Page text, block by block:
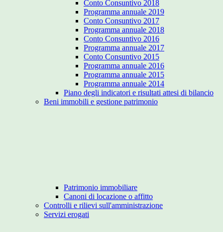
Conto Consuntivo 2018
Programma annuale 2019
Conto Consuntivo 2017
Programma annuale 2018
Conto Consuntivo 2016
Programma annuale 2017
Conto Consuntivo 2015
Programma annuale 2016
Programma annuale 2015
Programma annuale 2014
Piano degli indicatori e risultati attesi di bilancio
Beni immobili e gestione patrimonio
Patrimonio immobiliare
Canoni di locazione o affitto
Controlli e rilievi sull'amministrazione
Servizi erogati